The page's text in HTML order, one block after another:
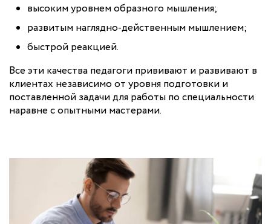
высоким уровнем образного мышления;
развитым наглядно-действенным мышлением;
быстрой реакцией.
Все эти качества педагоги прививают и развивают в
клиентах независимо от уровня подготовки и
поставленной задачи для работы по специальности
наравне с опытными мастерами.